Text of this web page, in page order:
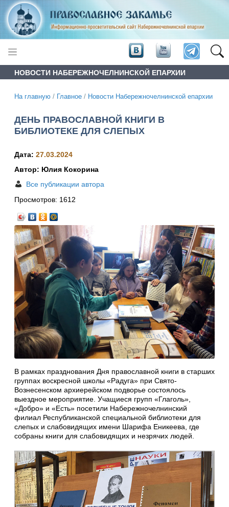
НОВОСТИ НАБЕРЕЖНОЧЕЛНИНСКОЙ ЕПАРХИИ
На главную / Главное / Новости Набережночелнинской епархии
ДЕНЬ ПРАВОСЛАВНОЙ КНИГИ В
БИБЛИОТЕКЕ ДЛЯ СЛЕПЫХ
Дата: 27.03.2024
Автор: Юлия Кокорина
Все публикации автора
Просмотров: 1612
В рамках празднования Дня православной книги в старших
группах воскресной школы «Радуга» при Свято-
Вознесенском архиерейском подворье состоялось
выездное мероприятие. Учащиеся групп «Глаголь»,
«Добро» и «Есть» посетили Набережночелнинский
филиал Республиканской специальной библиотеки для
слепых и слабовидящих имени Шарифа Еникеева, где
собраны книги для слабовидящих и незрячих людей.